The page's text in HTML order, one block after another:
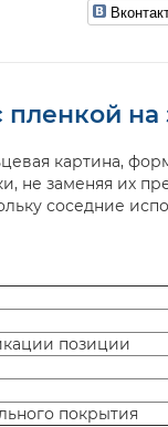
на
картина,
не заменяя их
соседние
позиции
покрытия